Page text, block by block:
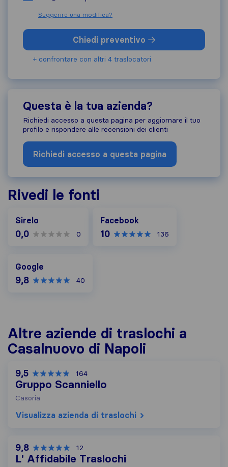
Suggerire una modifica?
Chiedi preventivo
+ confrontare con altri 4 traslocatori
Questa è la tua azienda?
Richiedi accesso a questa pagina per aggiornare il tuo
profilo e rispondere alle recensioni dei clienti
Richiedi accesso a questa pagina
Rivedi le fonti
Sirelo
0,0 0
Facebook
10 136
Google
9,8 40
Altre aziende di traslochi a
Casalnuovo di Napoli
9,5 164
Gruppo Scanniello
Casoria
Visualizza azienda di traslochi
9,8 12
L' Affidabile Traslochi